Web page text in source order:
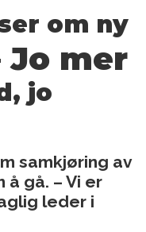
om ny
mer
jo
samkjøring av
å gå. – Vi er
leder i